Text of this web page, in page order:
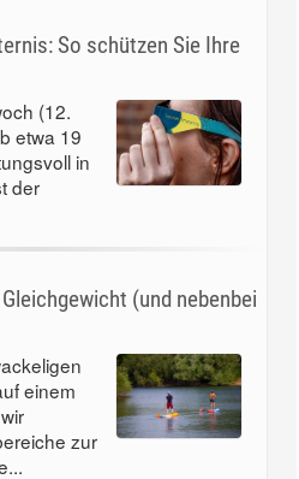
So schützen Sie Ihre
(12.
etwa 19
in
der
(und nebenbei
einem
zur